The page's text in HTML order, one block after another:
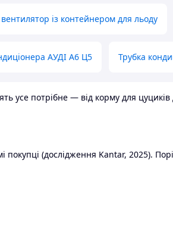
із контейнером для льоду
АУДІ А6 Ц5 Трубка
потрібне — від корму для цуциків
(дослідження Kantar, 2025).